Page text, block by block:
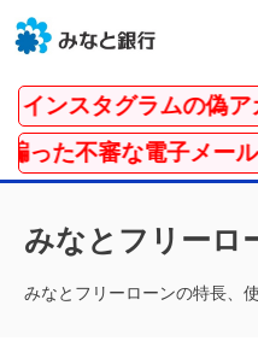
ンスタグラムの偽アカ
審な電子メール・
みなとフリーロ
みなとフリーローンの特長、